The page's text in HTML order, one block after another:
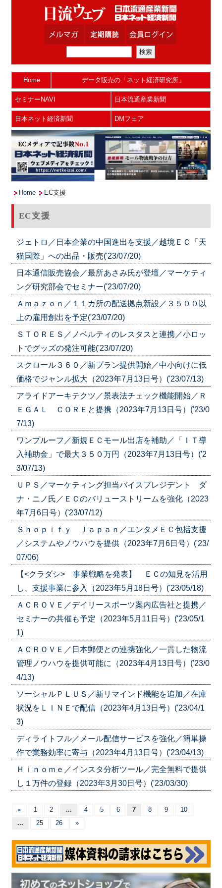
Home データ販売の「ネット経済研究所」
セミナーNAVI 日本流通産業新聞
日本ネット経済新聞 DMフェア
Home EC支援
EC支援
ジェトロ／日本企業の中国進出を支援／越境ＥＣ「天
猫国際」への出品・販売('23/07/20)
日本通信販売協会／最所あさみ氏が登壇／マーケティ
ング研究部会でセミナー('23/07/20)
Ａｍａｚｏｎ／１１カ所の配送拠点新設／３５００以
上の雇用創出を予定('23/07/20)
ＳＴＯＲＥＳ／ノベルティのレスタスと連携／小ロッ
トでグッズの発注可能('23/07/20)
スクロール３６０／新プラン提供開始／中小向けに低
価格でジャンル拡大（2023年7月13日号）('23/07/13)
アライドアーキテクツ／景表法チェック機能開始／Ｒ
ＥＧＡＬ ＣＯＲＥと提携（2023年7月13日号）('23/0
7/13)
ワンプルーフ／新規ＥＣモール出店を補助／「ＩＴ導
入補助金」で最大３５０万円（2023年7月13日号）('2
3/07/13)
ＵＰＳ／マーケティング担当バイスプレジデント ダ
ナ・ニノ氏／ＥＣのバリューストリームを強化（2023
年7月6日号）('23/07/12)
Ｓｈｏｐｉｆｙ Ｊａｐａｎ／エンタメＥＣ包括支援
／システムやノウハウを提供（2023年7月6日号）('23/
07/06)
【<クラダシ> 事業戦略を発表】 ＥＣの知見を活用
し、支援事業に参入（2023年5月18日号）('23/05/18)
ＡＣＲＯＶＥ／デイリースポーツ案内広告社と提携／
セミナーの共催も予定（2023年5月11日号）('23/05/1
1)
ＡＣＲＯＶＥ／日本郵便との連携強化／一貫した物流
管理ノウハウを提供可能に（2023年4月13日号）('23/0
4/13)
ソーシャルＰＬＵＳ／新リマインド機能を追加／在庫
状況をＬＩＮＥで配信（2023年4月13日号）('23/04/1
3)
ディライトフル／メール配信サービスを強化／簡単操
作で業務効率に寄与（2023年4月13日号）('23/04/13)
Ｈｉｎｏｍｅ／インスタ分析ツール／完全無料で提供
し１万件の登録（2023年3月30日号）('23/03/30)
« 1 2 ... 4 5 6 7 8 9
10
...
25 26 »